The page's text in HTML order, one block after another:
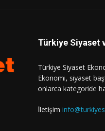
Türkiye Siyaset
Türkiye Siyaset
Ekonomi, siyaset
onlarca kategoride
İletişim